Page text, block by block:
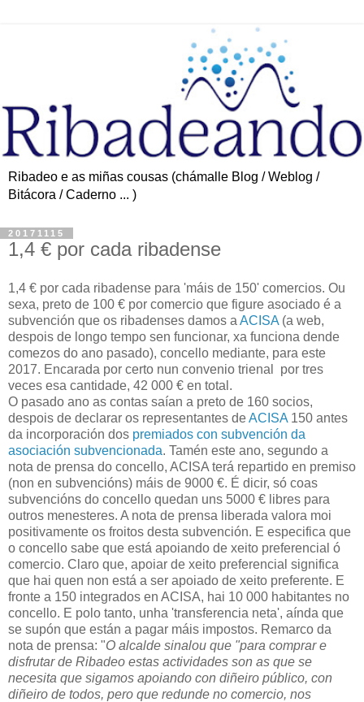
Ribadeo e as miñas cousas (chámalle Blog / Weblog /
Bitácora / Caderno ... )
20171115
1,4 € por cada ribadense
1,4 € por cada ribadense para 'máis de 150' comercios. Ou
sexa, preto de 100 € por comercio que figure asociado é a
subvención que os ribadenses damos a ACISA (a web,
despois de longo tempo sen funcionar, xa funciona dende
comezos do ano pasado), concello mediante, para este
2017. Encarada por certo nun convenio trienal por tres
veces esa cantidade, 42 000 € en total.
O pasado ano as contas saían a preto de 160 socios,
despois de declarar os representantes deACISA 150 antes
da incorporación dos premiados con subvención da
asociación subvencionada. Tamén este ano, segundo a
nota de prensa do concello, ACISA terá repartido en premiso
(non en subvencións) máis de 9000 €. É dicir, só coas
subvencións do concello quedan uns 5000 € libres para
outros menesteres. A nota de prensa liberada valora moi
positivamente os froitos desta subvención. E especifica que
o concello sabe que está apoiando de xeito preferencial ó
comercio. Claro que, apoiar de xeito preferencial significa
que hai quen non está a ser apoiado de xeito preferente. E
fronte a 150 integrados en ACISA, hai 10 000 habitantes no
concello. E polo tanto, unha 'transferencia neta', aínda que
se supón que están a pagar máis impostos. Remarco da
nota de prensa: "O alcalde sinalou que "para comprar e
disfrutar de Ribadeo estas actividades son as que se
necesita que sigamos apoiando con diñeiro público, con
diñeiro de todos, pero que redunde no comercio, nos